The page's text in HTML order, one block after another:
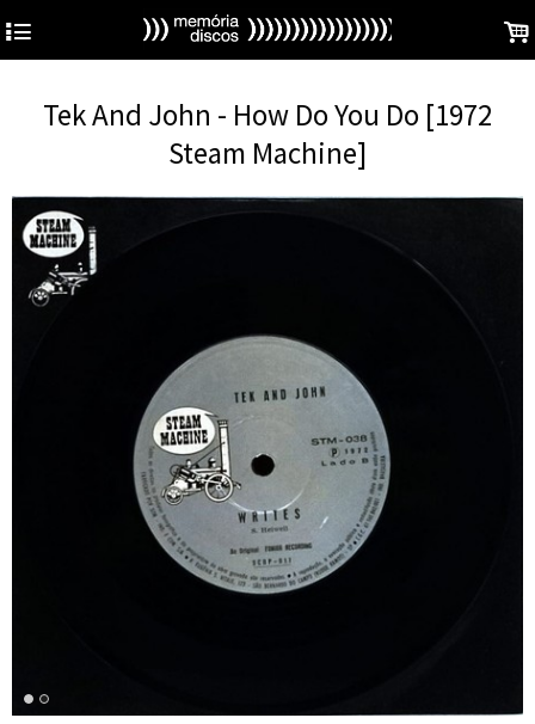
4 .
Tek And John - How Do You Do [1972
Steam Machine]